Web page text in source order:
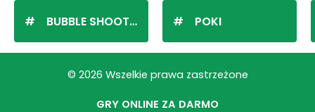
BUBBLE SHOOTER POKI
© 2026 Wszelkie prawa zastrzeżone
GRY ONLINE ZA DARMO